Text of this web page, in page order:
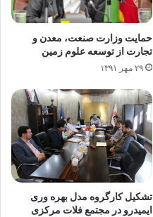
حمایت وزارت صنعت، معدن و
تجارت از توسعه علوم زمین
۲۹ مهر ۱۳۹۱
تشکیل کارگروه مدل بهره وری
ایمیدرو در مجتمع فلات مرکزی